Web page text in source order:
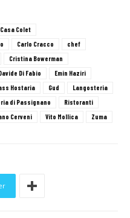
Colet
Carlo Cracco
chef
Cristina Bowerman
Di Fabio
Emin Haziri
Hostaria Gud
Langosteria
di Passignano
Ristoranti
Cerveni Vito Mollica Zuma